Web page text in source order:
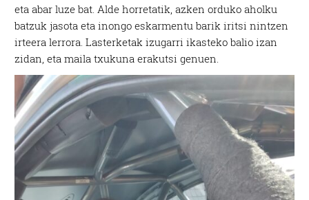
eta abar luze bat. Alde horretatik, azken orduko aholku
batzuk jasota eta inongo eskarmentu barik iritsi nintzen
irteera lerrora. Lasterketak izugarri ikasteko balio izan
zidan, eta maila txukuna erakutsi genuen.